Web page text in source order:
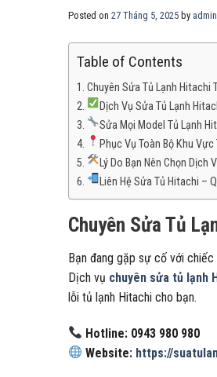
Posted on 27 Tháng 5, 2025 by admin
Table of Contents
Chuyên Sửa Tủ Lạnh Hitachi
Dịch Vụ Sửa Tủ Lạnh
Sửa Mọi Model Tủ Lạnh
Phục Vụ Toàn Bộ Khu
Lý Do Bạn Nên Chọn Dịch
Liên Hệ Sửa Tủ Hitachi –
Chuyên Sửa Tủ
Bạn đang gặp sự cố với
Dịch vụ chuyên sửa tủ lạnh
lỗi tủ lạnh Hitachi cho bạn.
Hotline: 0943 980 980
Website: https://